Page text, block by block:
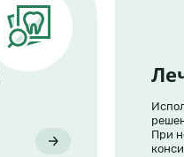
При